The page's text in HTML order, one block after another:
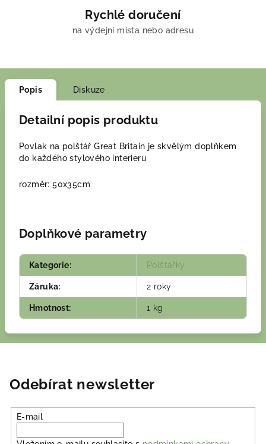
Rychlé doručení
na výdejní místa nebo adresu
Popis Diskuze
Detailní popis produktu
Povlak na polštář Great Britain je skvělým doplňkem
do každého stylového interieru
rozměr: 50x35cm
Doplňkové parametry
Kategorie: Polštářky
Záruka: 2 roky
Hmotnost: 1 kg
Odebírat newsletter
E-mail